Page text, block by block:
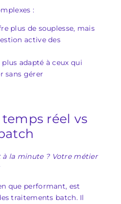
:
plus de souplesse, mais
active des
plus adapté à ceux qui
sans gérer
réel vs
à la minute ? Votre métier
que performant, est
traitements batch. Il